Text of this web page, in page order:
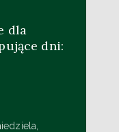
dla
dni: